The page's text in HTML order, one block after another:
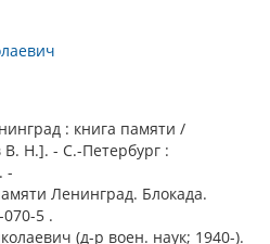
: книга памяти /
Н.]. - С.-Петербург :
-
Ленинград. Блокада.
5 .
(д-р воен. наук; 1940-).